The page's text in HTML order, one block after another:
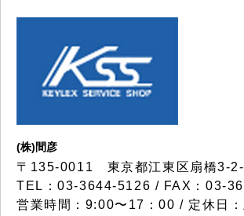
(株)間彦
〒135-0011 東京都江東区扇橋3-
TEL：03-3644-5126 / FAX：03-
営業時間：9:00〜17：00 / 定休日